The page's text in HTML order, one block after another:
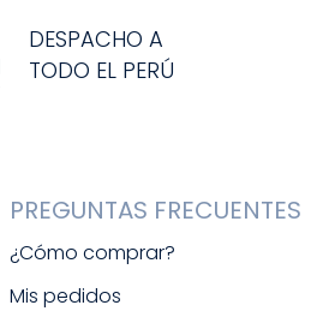
DESPACHO A
TODO EL PERÚ
PREGUNTAS FRECUENTES
¿Cómo comprar?
Mis pedidos